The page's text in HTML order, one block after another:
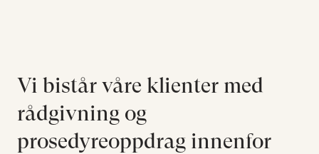
Om Hjort
Karriere
Vi bistår våre klienter med
rådgivning og
prosedyreoppdrag innenfor